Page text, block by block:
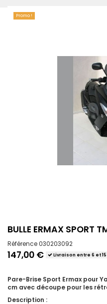
Promo !
BULLE ERMAX SPORT
Référence030203092
147,00 € Livraison entre 6 et
Pare-Brise Sport Ermax pour
cm avec découpe pour les
Description :